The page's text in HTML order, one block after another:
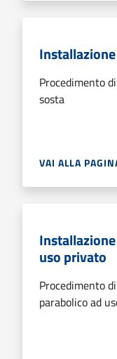
Procedimento
sosta
VAI ALLA
uso privato
Procedimento
parabolico ad